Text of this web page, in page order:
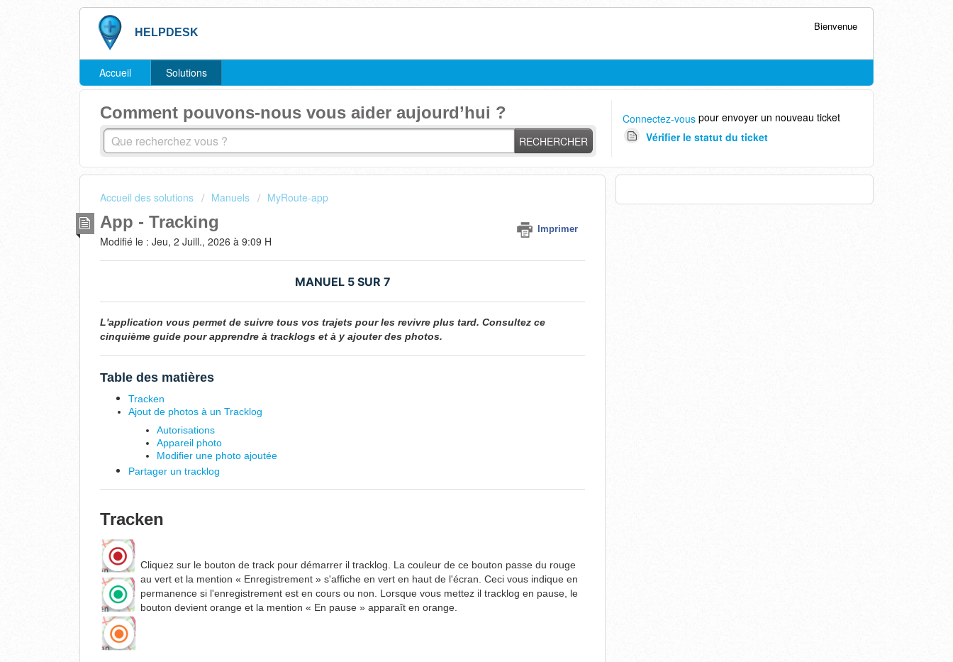
HELPDESK Bienvenue
Accueil Solutions
Comment pouvons-nous vous aider aujourd’hui ?
RECHERCHER
Connectez-vouspour envoyer un nouveau ticket
Vérifier le statut du ticket
Accueil des solutions Manuels MyRoute-app
App - Tracking Imprimer
Modifié le : Jeu, 2 Juill., 2026 à 9:09 H
MANUEL 5 SUR 7
L'application vous permet de suivre tous vos trajets pour les revivre plus tard. Consultez ce
cinquième guide pour apprendre à tracklogs et à y ajouter des photos.
Table des matières
Tracken
Ajout de photos à un Tracklog
Autorisations
Appareil photo
Modifier une photo ajoutée
Partager un tracklog
Tracken
Cliquez sur le bouton de track pour démarrer il tracklog. La couleur de ce bouton passe du rouge
au vert et la mention « Enregistrement » s'affiche en vert en haut de l'écran. Ceci vous indique en
permanence si l'enregistrement est en cours ou non. Lorsque vous mettez il tracklog en pause, le
bouton devient orange et la mention « En pause » apparaît en orange.